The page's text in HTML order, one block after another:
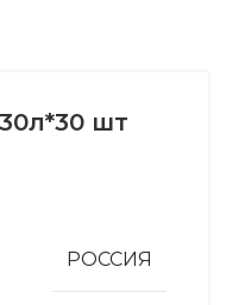
шт
РОССИЯ